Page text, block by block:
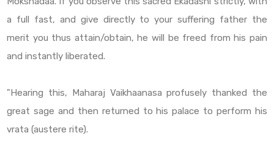
a full fast, and give directly to your suffering father the
merit you thus attain/obtain, he will be freed from his pain
and instantly liberated.
"Hearing this, Maharaj Vaikhaanasa profusely thanked the
great sage and then returned to his palace to perform his
vrata (austere rite).